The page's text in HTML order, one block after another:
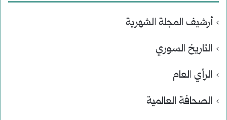
أرشيف المجلة الشهرية
التاريخ السوري
الرأي العام
الصحافة العالمية